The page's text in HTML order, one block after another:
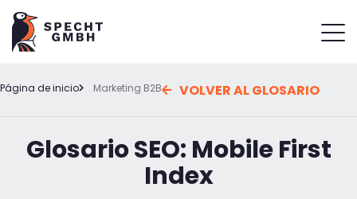
Página de inicio Marketing B2B VOLVER AL GLOSARIO
Glosario SEO: Mobile First
Index